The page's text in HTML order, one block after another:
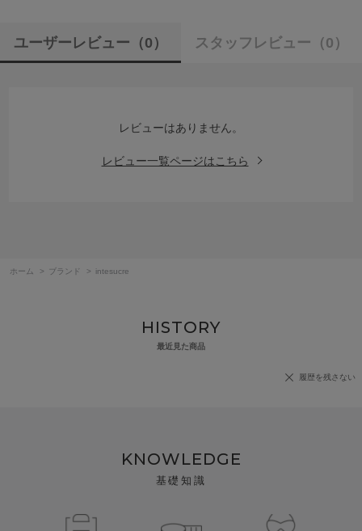
ユーザーレビュー （0） スタッフレビュー （0）
レビューはありません。
レビュー一覧ページはこちら
ホーム > ブランド > intesucre
HISTORY
最近見た商品
履歴を残さない
KNOWLEDGE
基礎知識